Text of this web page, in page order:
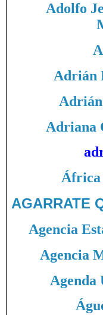
Adolfo
Adrián
Adriana
África
AGARRATE
Agencia
Agencia
Agenda